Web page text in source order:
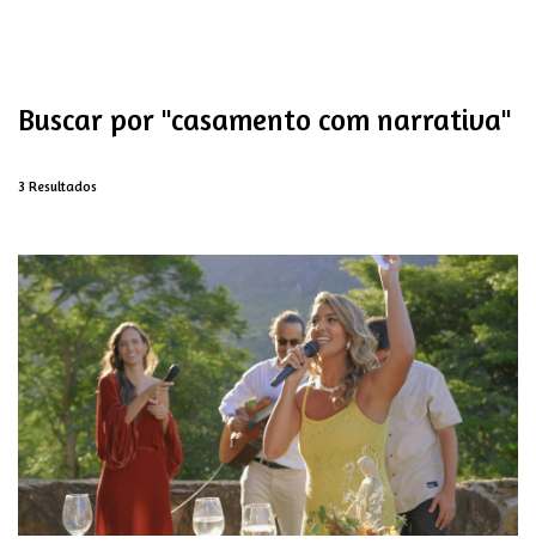
Buscar por "casamento com narrativa"
3 Resultados